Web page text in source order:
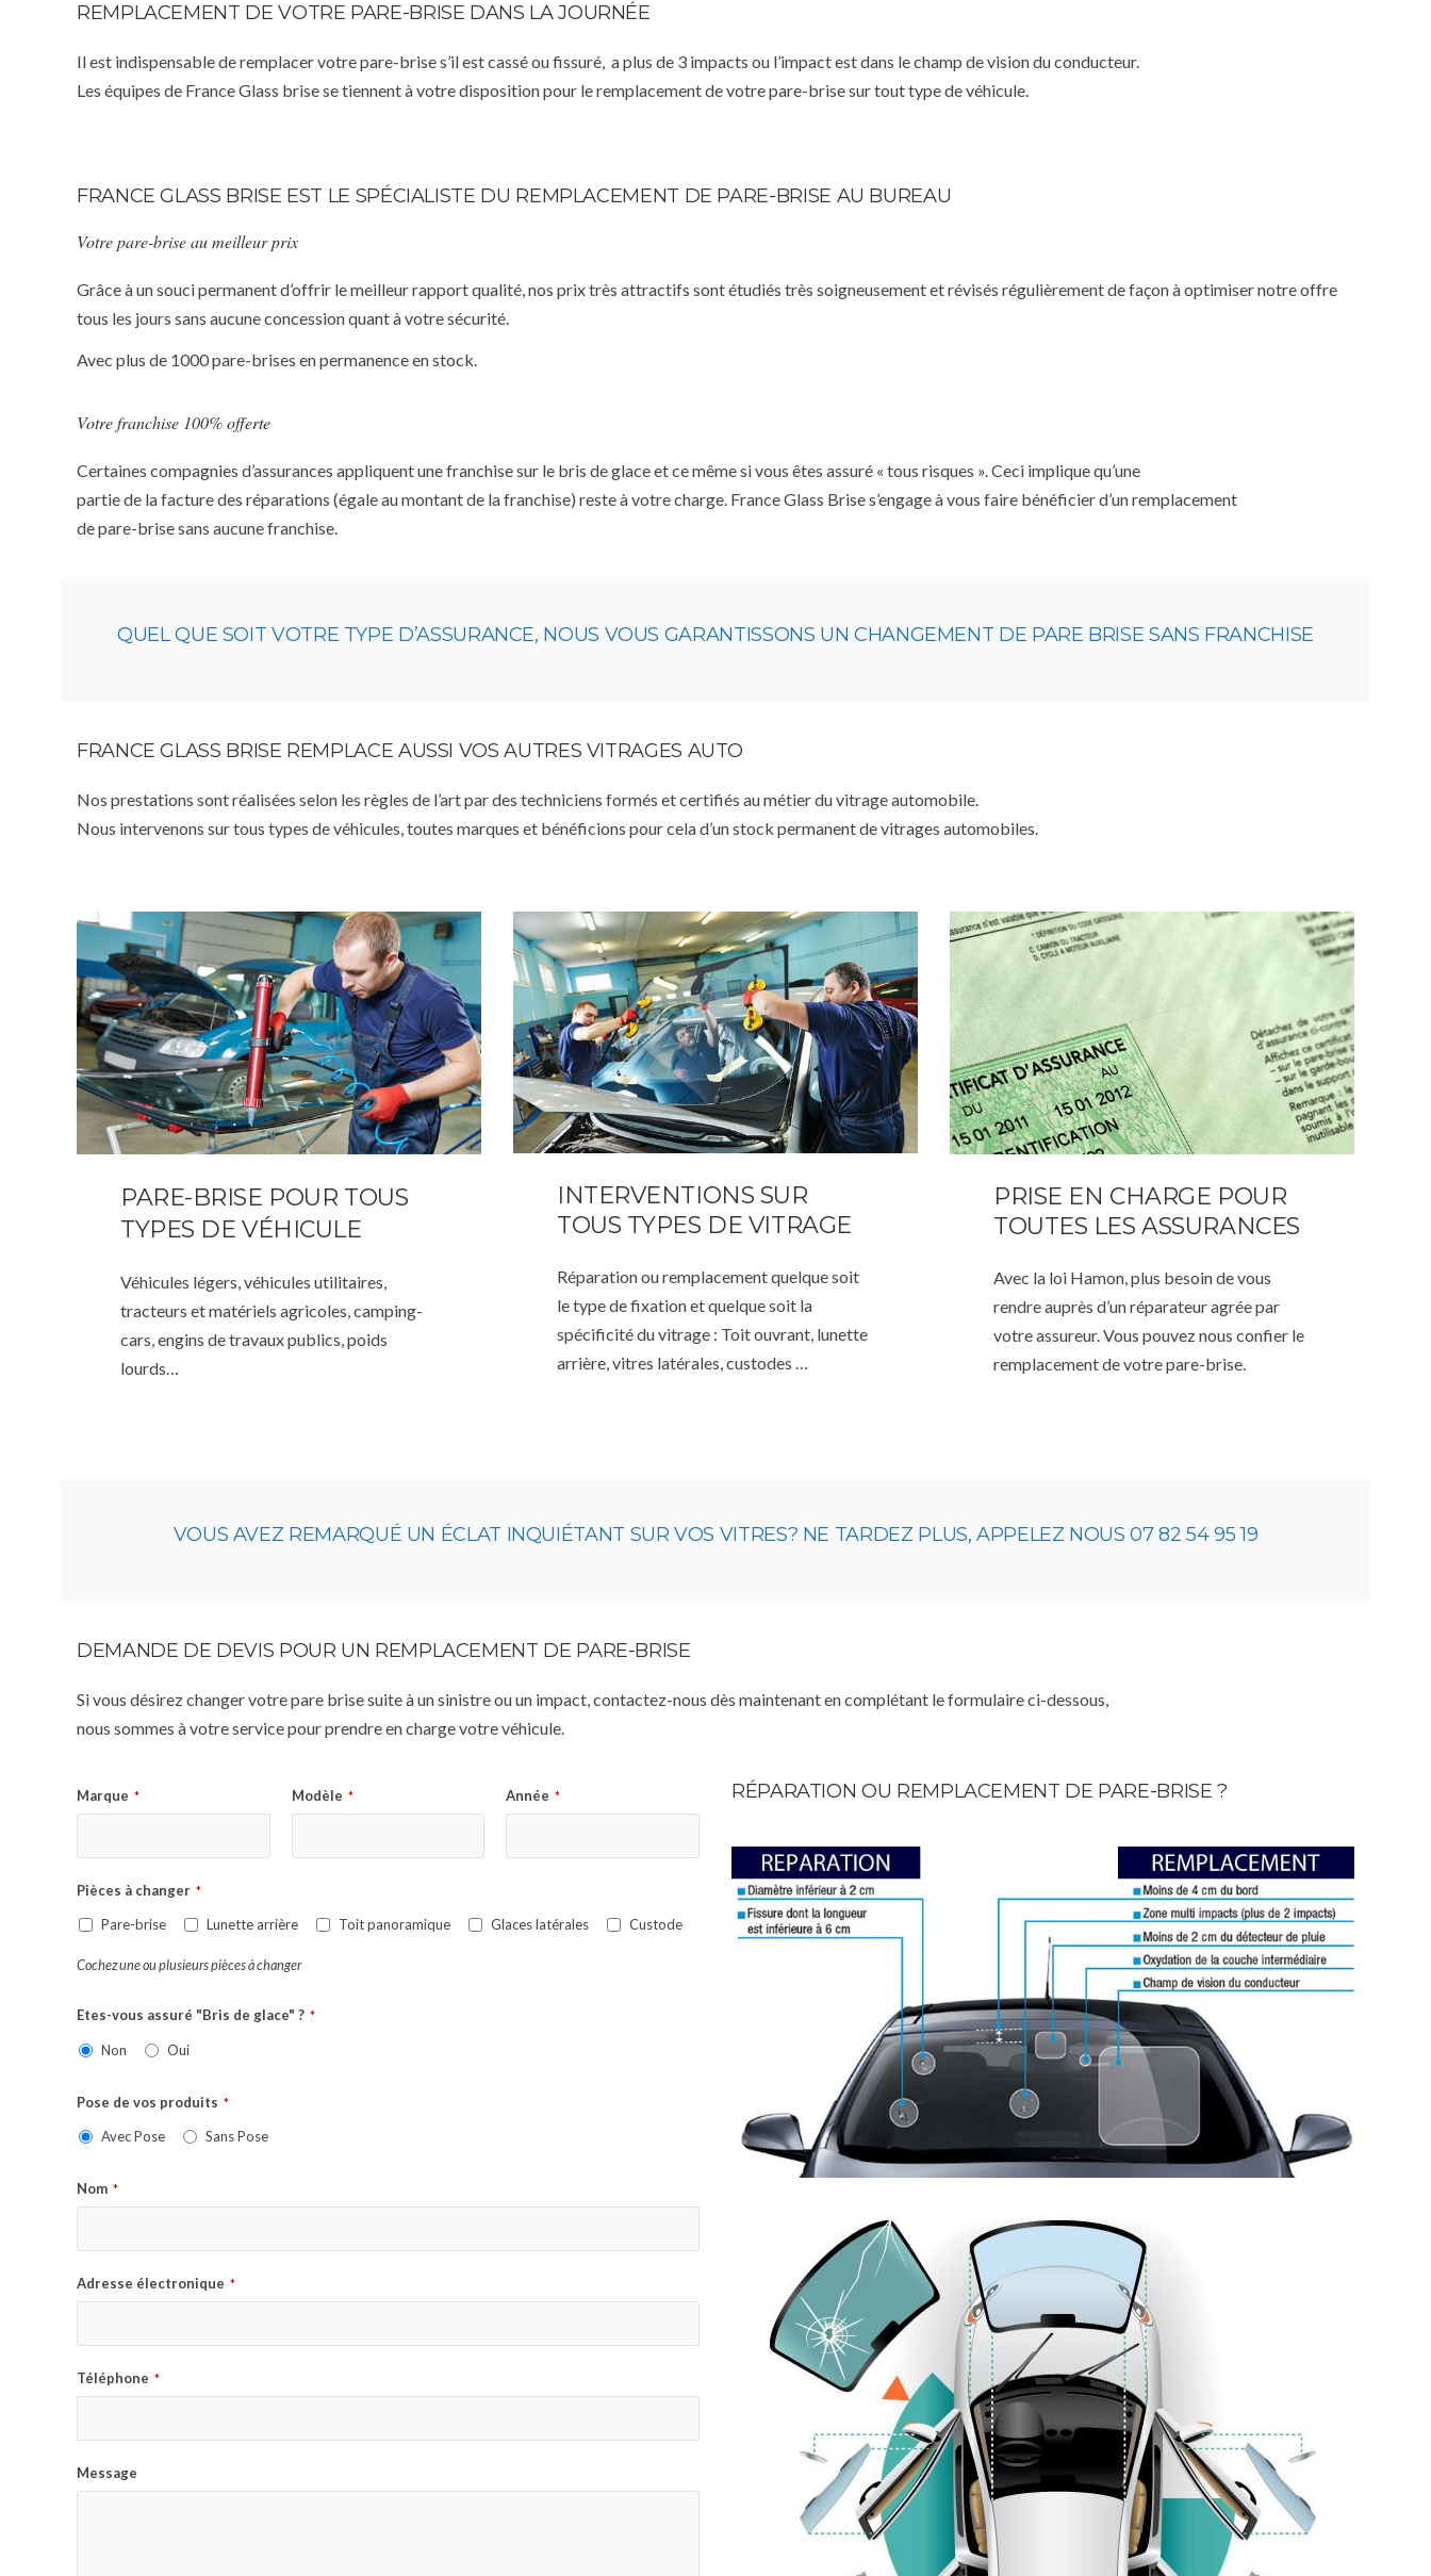
REMPLACEMENT DE VOTRE PARE-BRISE DANS LA JOURNÉE
Il est indispensable de remplacer votre pare-brise s’il est cassé ou fissuré, a plus de 3 impacts ou l’impact est dans le champ de vision du conducteur.
Les équipes de France Glass brise se tiennent à votre disposition pour le remplacement de votre pare-brise sur tout type de véhicule.
FRANCE GLASS BRISE EST LE SPÉCIALISTE DU REMPLACEMENT DE PARE-BRISE AU BUREAU
Votre pare-brise au meilleur prix
Grâce à un souci permanent d’offrir le meilleur rapport qualité, nos prix très attractifs sont étudiés très soigneusement et révisés régulièrement de façon à optimiser notre offre
tous les jours sans aucune concession quant à votre sécurité.
Avec plus de 1000 pare-brises en permanence en stock.
Votre franchise 100% offerte
Certaines compagnies d’assurances appliquent une franchise sur le bris de glace et ce même si vous êtes assuré « tous risques ». Ceci implique qu’une
partie de la facture des réparations (égale au montant de la franchise) reste à votre charge. France Glass Brise s’engage à vous faire bénéficier d’un remplacement
de pare-brise sans aucune franchise.
QUEL QUE SOIT VOTRE TYPE D’ASSURANCE, NOUS VOUS GARANTISSONS UN CHANGEMENT DE PARE BRISE SANS FRANCHISE
FRANCE GLASS BRISE REMPLACE AUSSI VOS AUTRES VITRAGES AUTO
Nos prestations sont réalisées selon les règles de l’art par des techniciens formés et certifiés au métier du vitrage automobile.
Nous intervenons sur tous types de véhicules, toutes marques et bénéficions pour cela d’un stock permanent de vitrages automobiles.
PARE-BRISE POUR TOUS
TYPES DE VÉHICULE
Véhicules légers, véhicules utilitaires,
tracteurs et matériels agricoles, camping-
cars, engins de travaux publics, poids
lourds…
INTERVENTIONS SUR
TOUS TYPES DE VITRAGE
Réparation ou remplacement quelque soit
le type de fixation et quelque soit la
spécificité du vitrage : Toit ouvrant, lunette
arrière, vitres latérales, custodes …
PRISE EN CHARGE POUR
TOUTES LES ASSURANCES
Avec la loi Hamon, plus besoin de vous
rendre auprès d’un réparateur agrée par
votre assureur. Vous pouvez nous confier le
remplacement de votre pare-brise.
VOUS AVEZ REMARQUÉ UN ÉCLAT INQUIÉTANT SUR VOS VITRES? NE TARDEZ PLUS, APPELEZ NOUS 07 82 54 95 19
DEMANDE DE DEVIS POUR UN REMPLACEMENT DE PARE-BRISE
Si vous désirez changer votre pare brise suite à un sinistre ou un impact, contactez-nous dès maintenant en complétant le formulaire ci-dessous,
nous sommes à votre service pour prendre en charge votre véhicule.
Marque * Modèle * Année *
Pièces à changer *
Pare-brise Lunette arrière Toit panoramique Glaces latérales Custode
Cochez une ou plusieurs pièces à changer
Etes-vous assuré "Bris de glace" ? *
Non Oui
Pose de vos produits *
Avec Pose Sans Pose
Nom *
Adresse électronique *
Téléphone *
Message
RÉPARATION OU REMPLACEMENT DE PARE-BRISE ?